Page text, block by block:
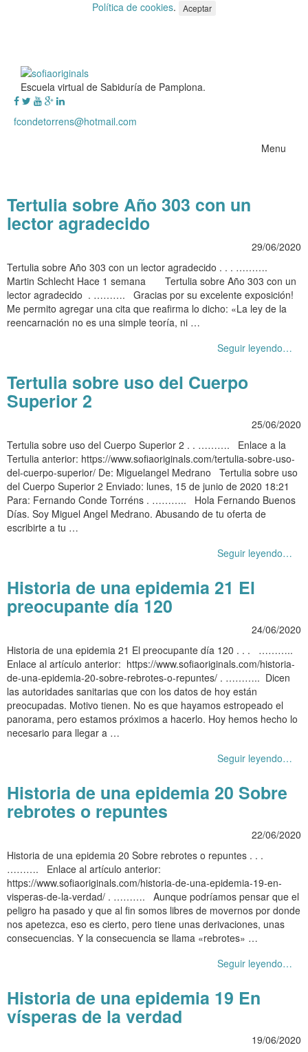
Política de cookies. Aceptar
Escuela virtual de Sabiduría de Pamplona.
fcondetorrens@hotmail.com
Menu
Tertulia sobre Año 303 con un
lector agradecido
29/06/2020
Tertulia sobre Año 303 con un lector agradecido . . . ……….
Martin Schlecht Hace 1 semana Tertulia sobre Año 303 con un
lector agradecido . ………. Gracias por su excelente exposición!
Me permito agregar una cita que reafirma lo dicho: «La ley de la
reencarnación no es una simple teoría, ni …
Seguir leyendo…
Tertulia sobre uso del Cuerpo
Superior 2
25/06/2020
Tertulia sobre uso del Cuerpo Superior 2 . . ………. Enlace a la
Tertulia anterior: https://www.sofiaoriginals.com/tertulia-sobre-uso-
del-cuerpo-superior/ De: Miguelangel Medrano Tertulia sobre uso
del Cuerpo Superior 2 Enviado: lunes, 15 de junio de 2020 18:21
Para: Fernando Conde Torréns . ……….. Hola Fernando Buenos
Días. Soy Miguel Angel Medrano. Abusando de tu oferta de
escribirte a tu …
Seguir leyendo…
Historia de una epidemia 21 El
preocupante día 120
24/06/2020
Historia de una epidemia 21 El preocupante día 120 . . . ………..
Enlace al artículo anterior: https://www.sofiaoriginals.com/historia-
de-una-epidemia-20-sobre-rebrotes-o-repuntes/ . ……….. Dicen
las autoridades sanitarias que con los datos de hoy están
preocupadas. Motivo tienen. No es que hayamos estropeado el
panorama, pero estamos próximos a hacerlo. Hoy hemos hecho lo
necesario para llegar a …
Seguir leyendo…
Historia de una epidemia 20 Sobre
rebrotes o repuntes
22/06/2020
Historia de una epidemia 20 Sobre rebrotes o repuntes . . .
………. Enlace al artículo anterior:
https://www.sofiaoriginals.com/historia-de-una-epidemia-19-en-
visperas-de-la-verdad/ . ………. Aunque podríamos pensar que el
peligro ha pasado y que al fin somos libres de movernos por donde
nos apetezca, eso es cierto, pero tiene unas derivaciones, unas
consecuencias. Y la consecuencia se llama «rebrotes» …
Seguir leyendo…
Historia de una epidemia 19 En
vísperas de la verdad
19/06/2020